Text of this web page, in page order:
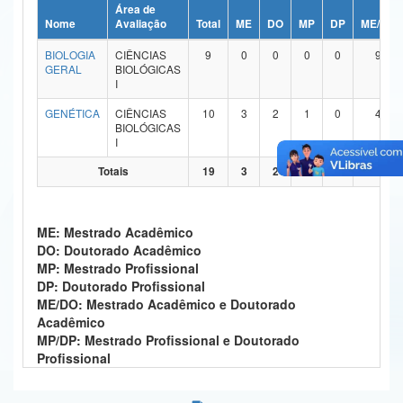
Ministério da Ciência, Tecnologia, Inovações e Comunicações
Ministério do Meio Ambiente
Ministério do Desenvolvimento Regional
Controladoria-Geral da União
Secretaria-Geral
Secretaria de Governo
Gabinete de Segurança Institucional
Advocacia-Geral da União
Nome
Área de
Avaliação
Total ME DO MP DP
ME/DO
BIOLOGIA
GERAL
CIÊNCIAS
BIOLÓGICAS
I
9 0 0 0 0 9
GENÉTICA
CIÊNCIAS
BIOLÓGICAS
I
10 3 2 1 0 4
Totais 19 3 2 1 0 13
ME: Mestrado Acadêmico
DO: Doutorado Acadêmico
MP: Mestrado Profissional
DP: Doutorado Profissional
ME/DO: Mestrado Acadêmico e Doutorado
Acadêmico
MP/DP: Mestrado Profissional e Doutorado
Profissional